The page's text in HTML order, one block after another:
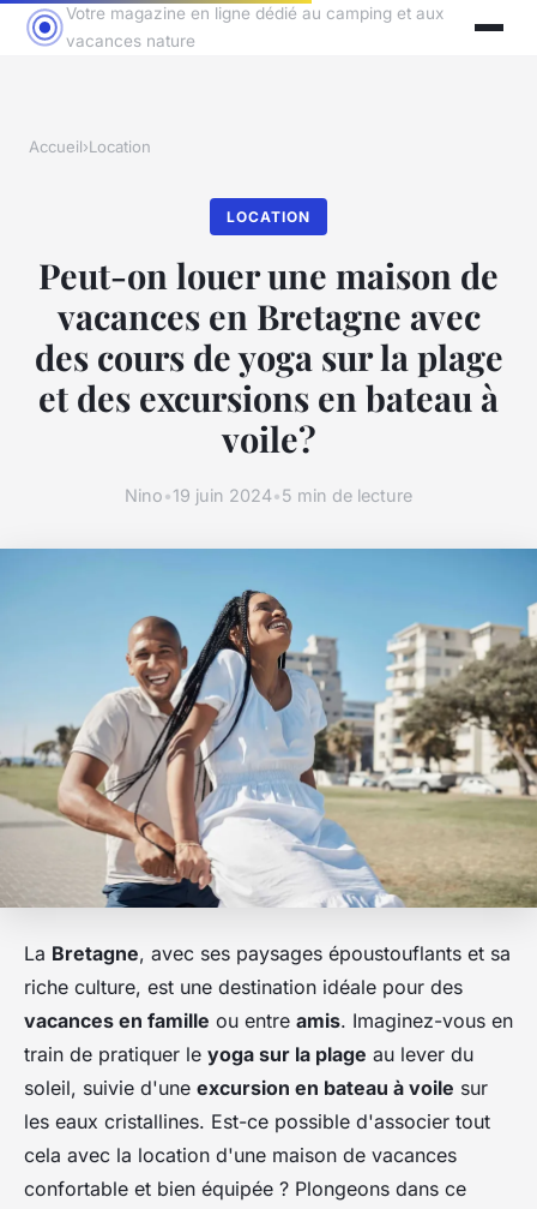
Votre magazine en ligne dédié au camping et aux
vacances nature
Accueil›Location
LOCATION
Peut-on louer une maison de
vacances en Bretagne avec
des cours de yoga sur la plage
et des excursions en bateau à
voile?
Nino•19 juin 2024•5 min de lecture
La Bretagne, avec ses paysages époustouflants et sa
riche culture, est une destination idéale pour des
vacances en famille ou entre amis. Imaginez-vous en
train de pratiquer le yoga sur la plage au lever du
soleil, suivie d'une excursion en bateau à voile sur
les eaux cristallines. Est-ce possible d'associer tout
cela avec la location d'une maison de vacances
confortable et bien équipée ? Plongeons dans ce